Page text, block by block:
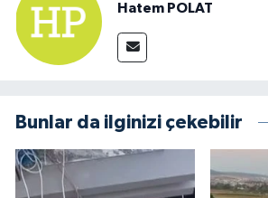
Hatem POLAT
Bunlar da ilginizi çekebilir